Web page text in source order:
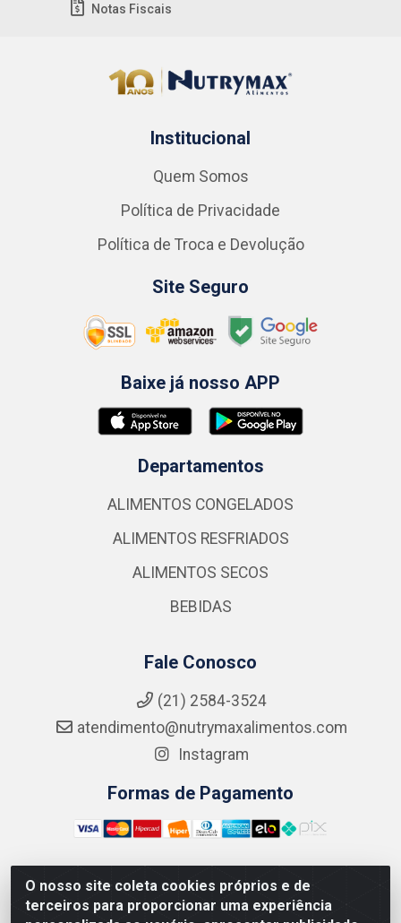
O nosso site coleta cookies próprios e de
terceiros para proporcionar uma experiência
Notas Fiscais
Institucional
Quem Somos
Política de Privacidade
Política de Troca e Devolução
Site Seguro
Baixe já nosso APP
Departamentos
ALIMENTOS CONGELADOS
ALIMENTOS RESFRIADOS
ALIMENTOS SECOS
BEBIDAS
Fale Conosco
(21) 2584-3524
atendimento@nutrymaxalimentos.com
Instagram
Formas de Pagamento
NUTRY MAX COMÉRCIO DE PRODUTOS ALIMENTICIOS
LTDA - RUA DO FEIJÃO, 721 PENHA CIRCULAR/RJ -